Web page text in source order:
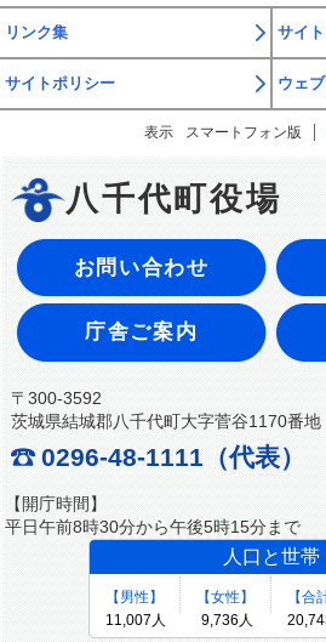
リンク集 サイ
サイトポリシー ウェ
表示 スマートフォン版
八千代町役場
お問い合わせ
庁舎ご案内
〒300-3592
茨城県結城郡八千代町大字菅谷1170番地
0296-48-1111（代表）
【開庁時間】
平日午前8時30分から午後5時15分まで